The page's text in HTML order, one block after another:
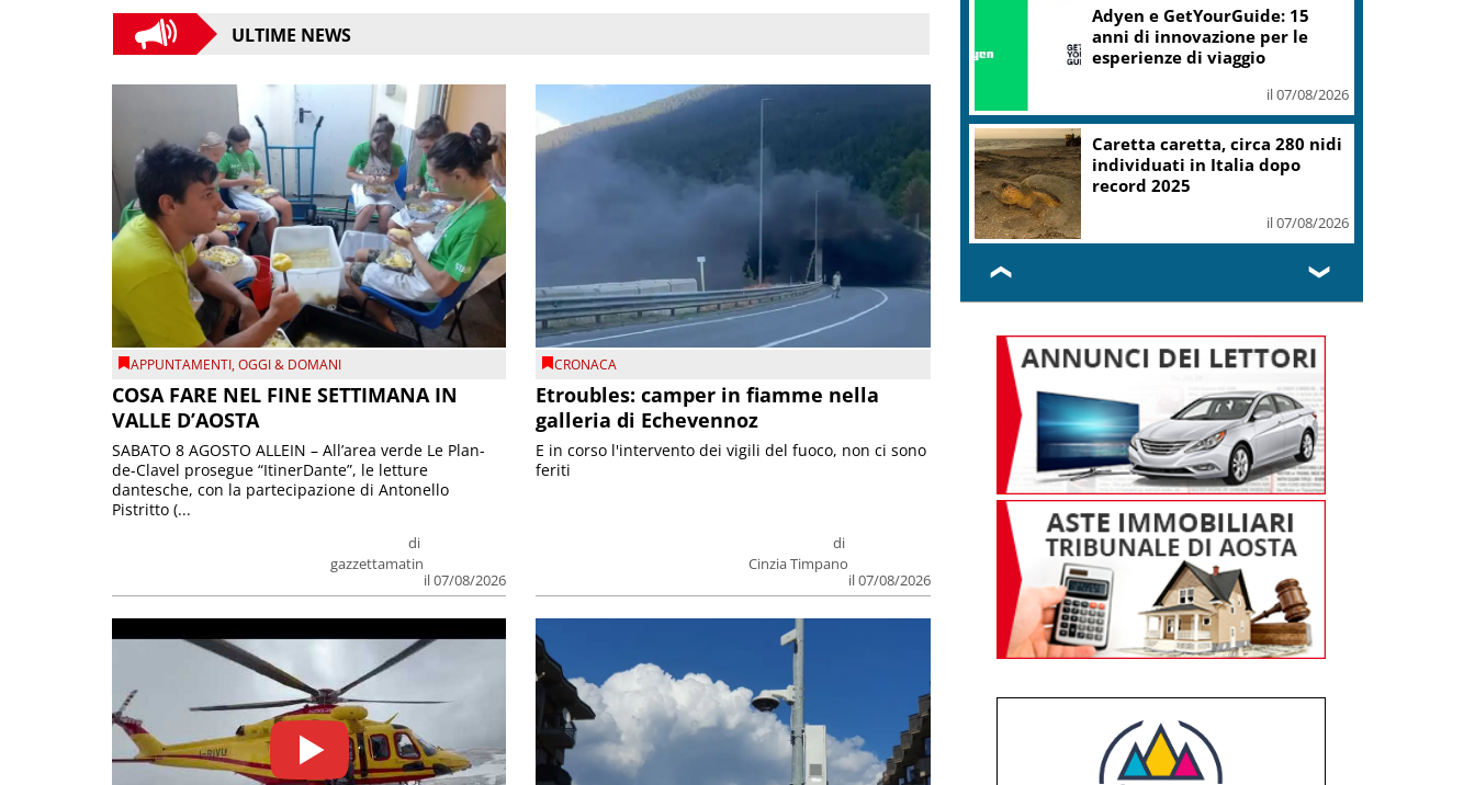
ULTIME NEWS
APPUNTAMENTI,OGGI & DOMANI
COSA FARE NEL FINE SETTIMANA IN
VALLE D’AOSTA
di
gazzettamatin
il 07/08/2026
SABATO 8 AGOSTO ALLEIN – All’area verde Le Plan-
de-Clavel prosegue “ItinerDante”, le letture
dantesche, con la partecipazione di Antonello
Pistritto (...
CRONACA
Etroubles: camper in fiamme nella
galleria di Echevennoz
di
Cinzia Timpano
il 07/08/2026
E in corso l'intervento dei vigili del fuoco, non ci sono
feriti
Adyen e GetYourGuide: 15
anni di innovazione per le
esperienze di viaggio
il 07/08/2026
Caretta caretta, circa 280 nidi
individuati in Italia dopo
record 2025
il 07/08/2026
❮ ❯